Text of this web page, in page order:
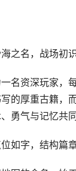
之名，战场初
名资深玩家，
的厚重古籍，
勇气与记忆共
如字，结构篇